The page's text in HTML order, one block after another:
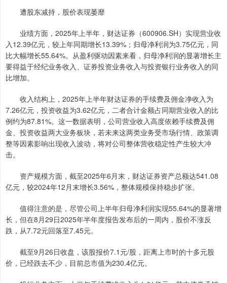
遭股东减持，股价表现萎靡
业绩方面，2025年上半年，财达证券（600906.SH）实现营业收
入12.39亿元，较上年同期增长13.39%；归母净利润为3.75亿元，同
比大幅增长55.64%。从盈利驱动因素来看，归母净利润的显著增长主
要得益于经纪业务收入、证券投资业务收入与投资银行业务收入的同
比增加。
收入结构上，2025年上半年财达证券的手续费及佣金净收入为
7.26亿元，投资收益为3.62亿元，二者合计金额占同期营业收入的比
例约为87.81%。这一数据表明，公司营业收入高度依赖手续费及佣
金、投资收益两大业务板块，若未来这两类业务受市场行情、政策调
整等因素影响出现收入波动，将对公司整体营收稳定性产生较大冲
击。
资产规模方面，截至2025年6月末，财达证券资产总额达541.08
亿元，较2024年12月末增长3.56%，整体规模保持稳步扩张。
值得注意的是，尽管公司上半年归母净利润实现55.64%的显著增
长，但在8月29日2025年半年度报告发布后的一周内，股价不涨反
跌，从7.72元回落至7.45元。
截至9月26日收盘，该股报价7.1元/股，距离上市时的十多元股
价，已经跌去不少，目前总市值为230.4亿元。